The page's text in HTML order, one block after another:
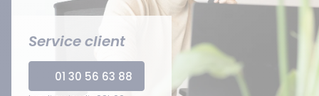
Service client
01 30 56 63 88